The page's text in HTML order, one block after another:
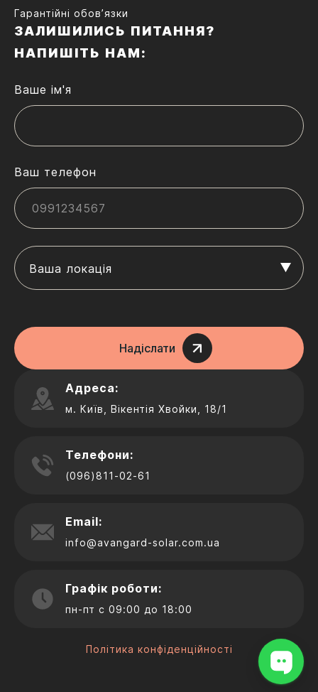
Гарантійні обов’язки
ЗАЛИШИЛИСЬ ПИТАННЯ?
НАПИШІТЬ НАМ:
Ваше ім'я
Ваш телефон
Ваша локація
Надіслати
Адреса:
м. Київ, Вікентія Хвойки, 18/1
Телефони:
(096)811-02-61
Email:
info@avangard-solar.com.ua
Графік роботи:
пн-пт с 09:00 до 18:00
Політика конфіденційності